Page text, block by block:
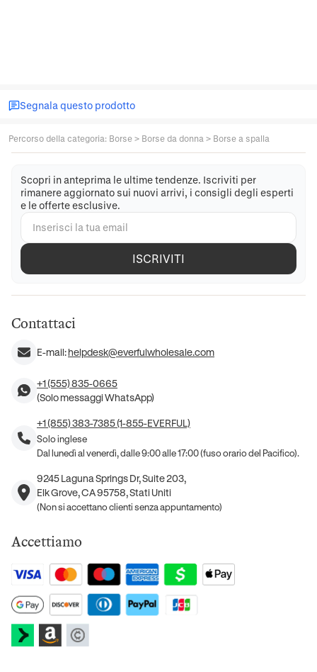
Segnala questo prodotto
Percorso della categoria: Borse > Borse da donna > Borse a spalla
Scopri in anteprima le ultime tendenze. Iscriviti per
rimanere aggiornato sui nuovi arrivi, i consigli degli esperti
e le offerte esclusive.
ISCRIVITI
Contattaci
E-mail:helpdesk@everfulwholesale.com
+1 (555) 835-0665
(Solo messaggi WhatsApp)
+1 (855) 383-7385 (1-855-EVERFUL)
Solo inglese
Dal lunedì al venerdì, dalle 9:00 alle 17:00 (fuso orario del Pacifico).
9245 Laguna Springs Dr, Suite 203,
Elk Grove, CA 95758, Stati Uniti
(Non si accettano clienti senza appuntamento)
Accettiamo